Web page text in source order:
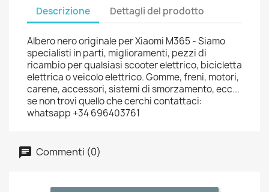
Descrizione Dettagli del prodotto
Albero nero originale per Xiaomi M365 - Siamo
specialisti in parti, miglioramenti, pezzi di
ricambio per qualsiasi scooter elettrico, bicicletta
elettrica o veicolo elettrico. Gomme, freni, motori,
carene, accessori, sistemi di smorzamento, ecc...
se non trovi quello che cerchi contattaci:
whatsapp +34 696403761
Commenti (0)